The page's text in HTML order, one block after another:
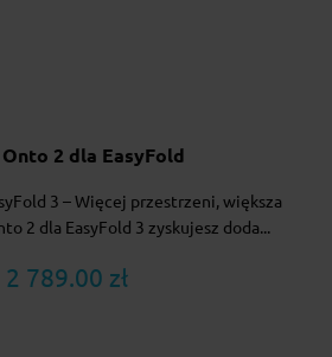
2 dla EasyFold
3 – Więcej przestrzeni, większa
2 dla EasyFold 3 zyskujesz doda...
2 789.00 zł